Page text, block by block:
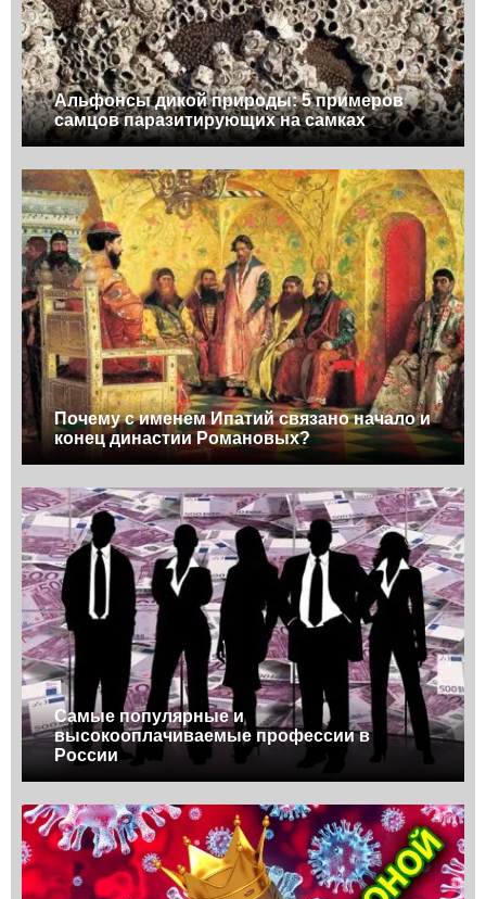
Альфонсы дикой природы: 5 примеров
самцов паразитирующих на самках
Почему с именем Ипатий связано начало и
конец династии Романовых?
Самые популярные и
высокооплачиваемые профессии в
России